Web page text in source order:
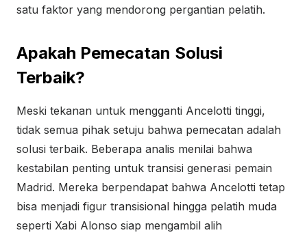
satu faktor yang mendorong pergantian pelatih.
Apakah Pemecatan Solusi
Terbaik?
Meski tekanan untuk mengganti Ancelotti tinggi,
tidak semua pihak setuju bahwa pemecatan adalah
solusi terbaik. Beberapa analis menilai bahwa
kestabilan penting untuk transisi generasi pemain
Madrid. Mereka berpendapat bahwa Ancelotti tetap
bisa menjadi figur transisional hingga pelatih muda
seperti Xabi Alonso siap mengambil alih